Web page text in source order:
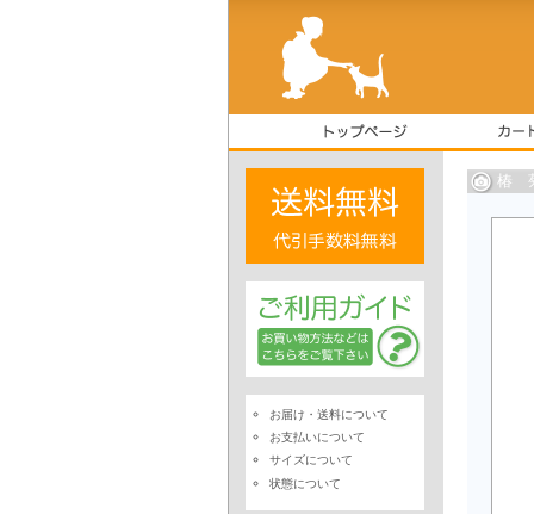
椿
お届け・送料について
お支払いについて
サイズについて
状態について